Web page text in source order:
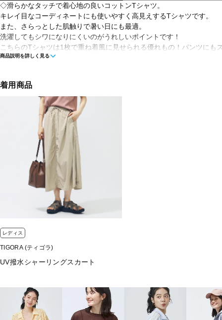
◇滑らかなタッチで着心地の良いコットンTシャツ。
キレイ目なコーディネートにも使いやすく高見えするTシャツです。
また、さらっとした肌触りで暑い日にも最適。
洗濯してもシワになりにくいのがうれしいポイントです！
こちらのTシャツは1枚で重ね着風に見せられる優れもの！パンツにも
にも合わせやすいTシャツです。
■カラー：
ベージュ
グレッシュピンク
ライトベージュ
本体綿100％裾部ポリエステル96％ポリウレタン4％
■生産国：バングラデシュ
■2026 Spring＆Summer モデル
商品説明を詳しく見る
着用商品
レディス
TIGORA (ティゴラ)
UV撥水シャーリングスカート